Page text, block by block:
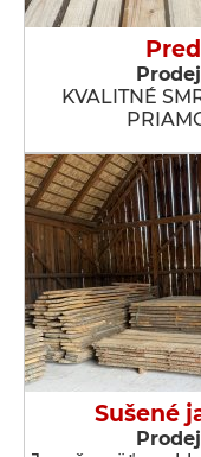
KVALITNÉ
Sušené